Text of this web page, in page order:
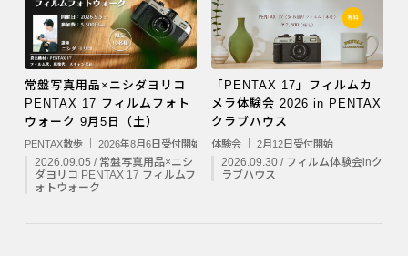
常盤写真用品×ニシダヨリコ
PENTAX 17 フィルムフォト
ウォーク 9月5日（土）
PENTAX散歩 ｜ 2026年8月6日受付開始
2026.09.05 / 常盤写真用品×ニシ
ダヨリコ PENTAX 17 フィルムフ
ォトウォーク
「PENTAX 17」フィルムカ
メラ体験会 2026 in PENTAX
クラブハウス
体験会 ｜ 2月12日受付開始
2026.09.30 / フィルム体験会inク
ラブハウス